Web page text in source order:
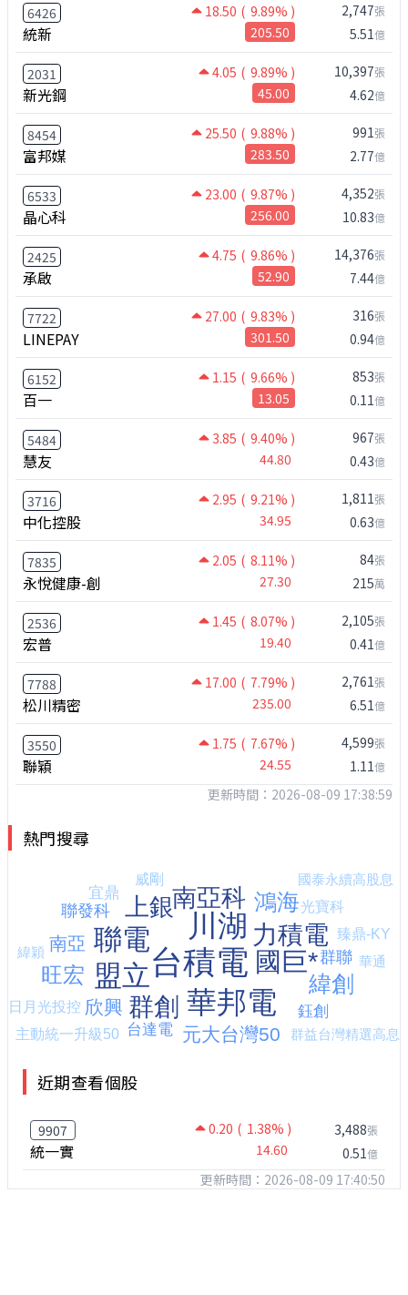
6426 18.50 ( 9.89% )
統新 205.50
2,747張
5.51億
2031 4.05 ( 9.89% )
新光鋼 45.00
10,397張
4.62億
8454 25.50 ( 9.88% )
富邦媒 283.50
991張
2.77億
6533 23.00 ( 9.87% )
晶心科 256.00
4,352張
10.83億
2425 4.75 ( 9.86% )
承啟 52.90
14,376張
7.44億
7722 27.00 ( 9.83% )
LINEPAY 301.50
316張
0.94億
6152 1.15 ( 9.66% )
百一 13.05
853張
0.11億
5484 3.85 ( 9.40% )
慧友 44.80
967張
0.43億
3716 2.95 ( 9.21% )
中化控股 34.95
1,811張
0.63億
7835 2.05 ( 8.11% )
永悅健康-創 27.30
84張
215萬
2536 1.45 ( 8.07% )
宏普 19.40
2,105張
0.41億
7788 17.00 ( 7.79% )
松川精密 235.00
2,761張
6.51億
3550 1.75 ( 7.67% )
聯穎 24.55
4,599張
1.11億
更新時間：2026-08-09 17:38:59
熱門搜尋
近期查看個股
9907 0.20 ( 1.38% )
統一實 14.60
3,488張
0.51億
更新時間：2026-08-09 17:40:50